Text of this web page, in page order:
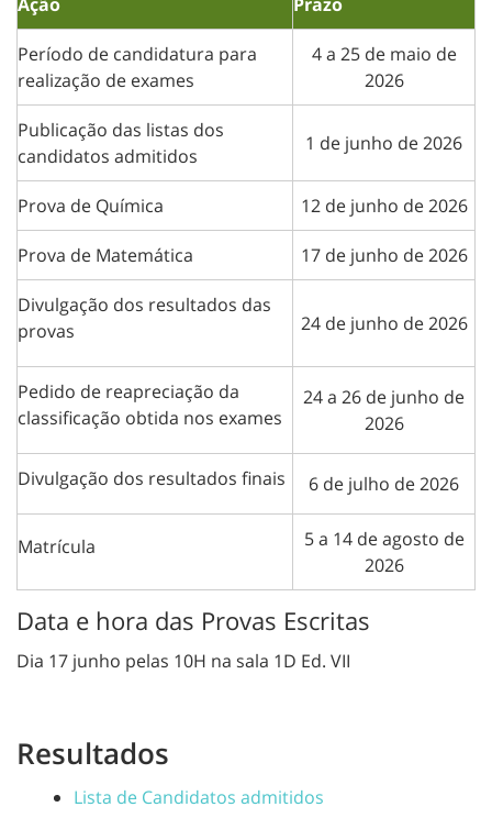
Período de candidatura para
realização de exames
4 a 25 de maio de
2026
Publicação das listas dos
candidatos admitidos
1 de junho de 2026
Prova de Química 12 de junho de 2026
Prova de Matemática 17 de junho de 2026
Divulgação dos resultados das
provas
24 de junho de 2026
Pedido de reapreciação da
classificação obtida nos exames
24 a 26 de junho de
2026
Divulgação dos resultados finais 6 de julho de 2026
Matrícula
5 a 14 de agosto de
2026
Data e hora das Provas Escritas
Dia 17 junho pelas 10H na sala 1D Ed. VII
Resultados
Lista de Candidatos admitidos